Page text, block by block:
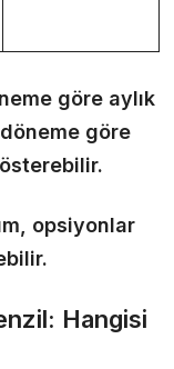
göre aylık
göre
opsiyonlar
Hangisi